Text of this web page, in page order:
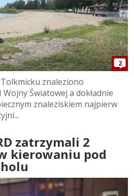
2
znaleziono
Wojny Światowej a dokładnie
znaleziskiem najpierw
zatrzymali 2
kierowaniu pod